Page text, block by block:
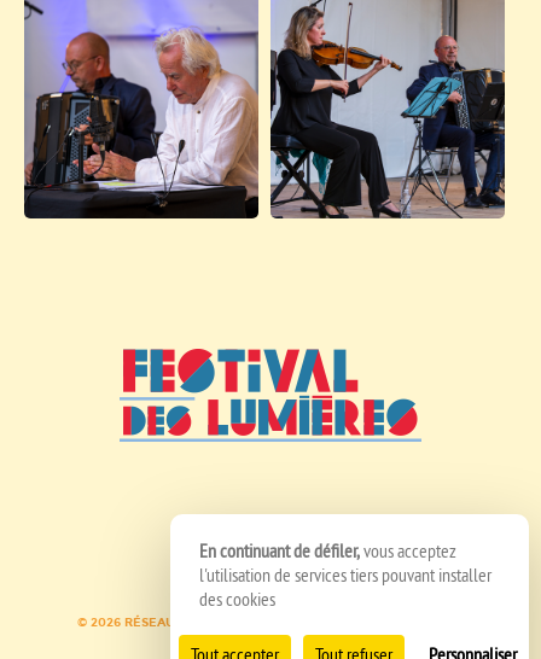
© 2026 RÉSEAU SPEDIDAM
En continuant de défiler,vous acceptez
l'utilisation de services tiers pouvant installer
des cookies
Tout accepter Tout refuser Personnaliser